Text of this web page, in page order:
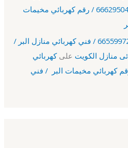
كهربائي مخيمات البر / 66629504 / رقم كهربائي مخيمات
رقم كهربائي مخيمات البر / 66559972 / فني كهربائي منازل البر /
منازل الكويت علىكهربائي
البر / 66629504 / رقم كهربائي مخيمات البر / فني